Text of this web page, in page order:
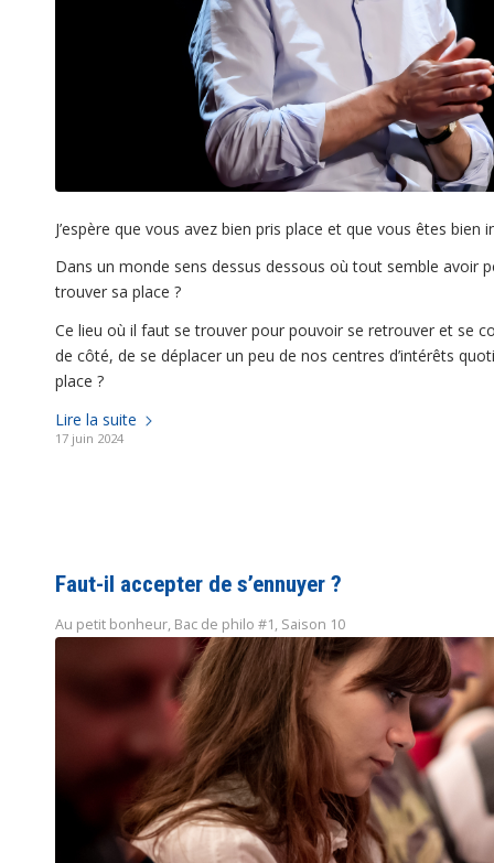
J’espère que vous avez bien pris place et que vous êtes bien
Dans un monde sens dessus dessous où tout semble
trouver sa place ?
Ce lieu où il faut se trouver pour pouvoir se retrouver et se
de côté, de se déplacer un peu de nos centres d’intérêts
place ?
Lire la suite
17 juin 2024
Faut-il accepter de s’ennuyer ?
Au petit bonheur, Bac de philo #1, Saison 10